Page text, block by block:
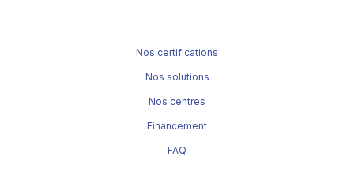
Nos certifications
Nos solutions
Nos centres
Financement
FAQ